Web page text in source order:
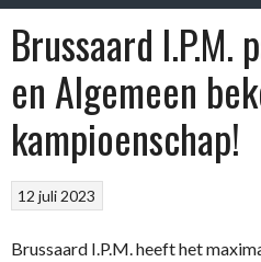
Brussaard I.P.M.
en Algemeen
kampioenschap!
12 juli 2023
Brussaard I.P.M. heeft het